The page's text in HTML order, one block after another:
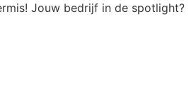
Jouw bedrijf in de spotlight?